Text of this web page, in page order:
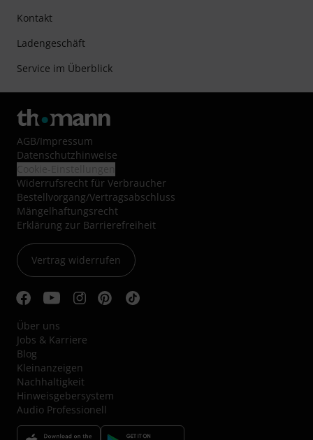
Kontakt
Ladengeschäft
Service im Überblick
AGB/Impressum
Datenschutzhinweise
Widerrufsrecht für Verbraucher
Bestellvorgang/Vertragsabschluss
Mängelhaftungsrecht
Erklärung zur Barrierefreiheit
Vertrag widerrufen
Über uns
Jobs & Karriere
Blog
Kleinanzeigen
Nachhaltigkeit
Hinweisgebersystem
Audio Professionell